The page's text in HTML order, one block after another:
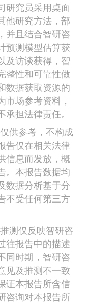
研究员采用桌面
他研究方法，部
并且结合智研咨
预测模型估算获
及访谈获得，智
整性和可靠性做
数据获取资源的
市场参考资料，
担法律责任。
供参考，不构成
告仅在相关法律
信息而发放，概
。本报告数据均
数据分析基于分
不受任何第三方
测仅反映智研咨
往报告中的描述
同时期，智研咨
见及推测不一致
证本报告所含信
咨询对本报告所